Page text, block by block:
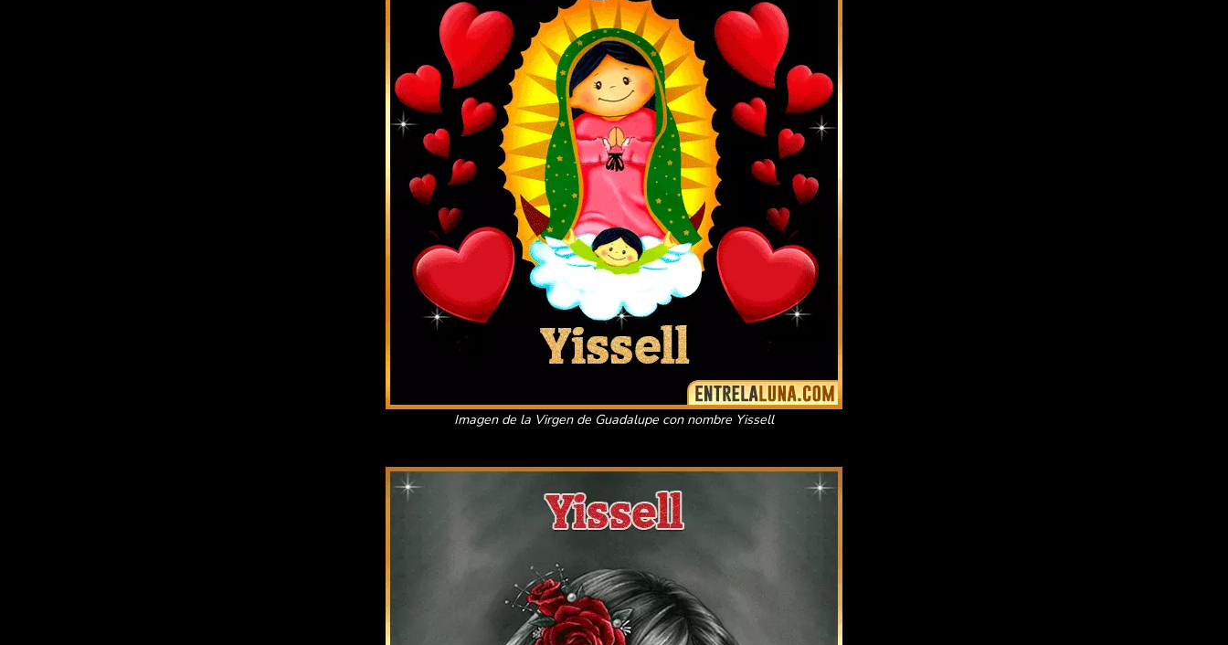
Imagen de la Virgen de Guadalupe con nombre Yissell